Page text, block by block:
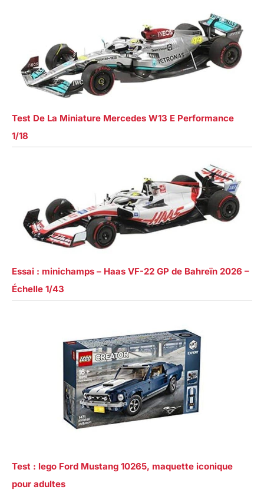
Test De La Miniature Mercedes W13 E Performance
1/18
Essai : minichamps – Haas VF-22 GP de Bahreïn 2026 –
Échelle 1/43
Test : lego Ford Mustang 10265, maquette iconique
pour adultes